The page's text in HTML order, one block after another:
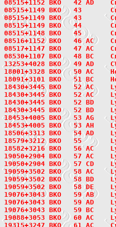
08515+1152 BKO   42 AD
08515+1149 BKO   43
08515+1149 BKO   43
08515+1149 BKO   44
08515+1148 BKO   45
08516+1152 BKO   46 AC
08517+1147 BKO   47 AC
08530+1107 BKO   48 BC
13253+4028 BKO   49 AD
18001+3328 BKO   50 AC
18091+3101 BKO   51 BC
18430+3445 BKO   52 AC
18430+3445 BKO   52 AC
18430+3445 BKO   52 BD
18430+3445 BKO   52 BD
18453+4005 BKO   53 AG
18453+4005 BKO   53 AH
18506+3313 BKO   54 AD
18579+3212 BKO   55
18582+3216 BKO   56 AC
19050+2904 BKO   57 AC
19050+2904 BKO   57 CD
19059+3502 BKO   58 AC
19059+3502 BKO   58 BD
19059+3502 BKO   58 DE
19076+3043 BKO   59 AB
19076+3043 BKO   59 AD
19076+3043 BKO   59 BC
19088+3053 BKO   60 AC
19315+3247 BKO   61 AC